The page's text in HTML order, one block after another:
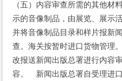
（五）内容审查所需的其他材
示的音像制品，由展览、展示
并将音像制品目录和样片报新
查。海关按暂时进口货物管理
改报送新闻出版总署进行内容
容。　新闻出版总署自受理进